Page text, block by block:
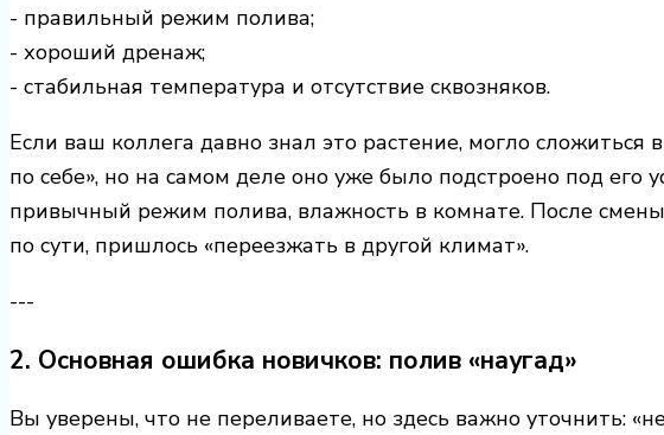
- правильный режим полива;
- хороший дренаж;
- стабильная температура и отсутствие сквозняков.
Если ваш коллега давно знал это растение, могло сложиться
по себе», но на самом деле оно уже было подстроено под его
привычный режим полива, влажность в комнате. После
по сути, пришлось «переезжать в другой климат».
---
2. Основная ошибка новичков: полив «наугад»
Вы уверены, что не переливаете, но здесь важно уточнить: